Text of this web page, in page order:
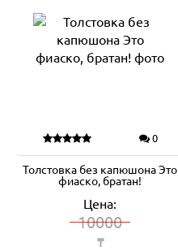
0
Толстовка без капюшона Это
фиаско, братан!
Цена:
10000
₸